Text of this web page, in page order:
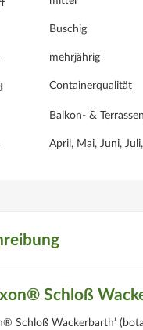
Buschig
mehrjährig
Containerqualität
Balkon- &
April, Mai, Juni,
Schloß
Schloß Wackerbarth’